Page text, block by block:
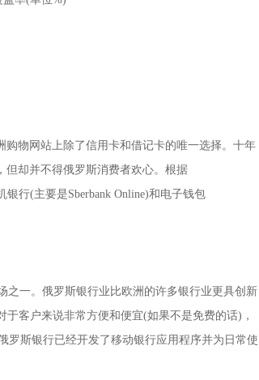
购物网站上除了信用卡和借记卡的唯一选择。十年
但却并不得俄罗斯消费者欢心。根据
行(主要是Sberbank Online)和电子钱包
之一。俄罗斯银行业比欧洲的许多银行业更具创新
客户来说非常方便和便宜(如果不是免费的话)，
罗斯银行已经开发了移动银行应用程序并为日常使